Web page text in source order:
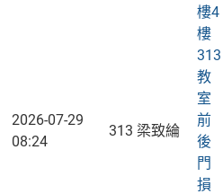
2026-07-29
08:24
313 梁致綸
樓4
樓
313
教
室
前
後
門
損